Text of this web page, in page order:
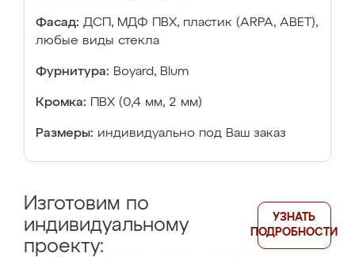
Фасад: ДСП, МДФ ПВХ, пластик (ARPA, ABET),
любые виды стекла
Фурнитура: Boyard, Blum
Кромка: ПВХ (0,4 мм, 2 мм)
Размеры: индивидуально под Ваш заказ
Изготовим по
индивидуальному
проекту:
УЗНАТЬ
ПОДРОБНОСТИ